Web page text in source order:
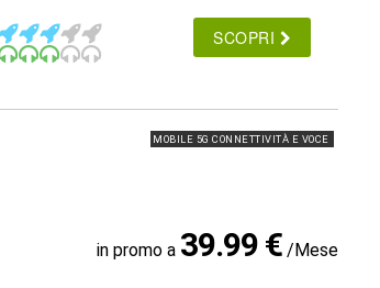
SCOPRI
MOBILE 5G CONNETTIVITÀ E VOCE
in promo a 39.99 € /Mese